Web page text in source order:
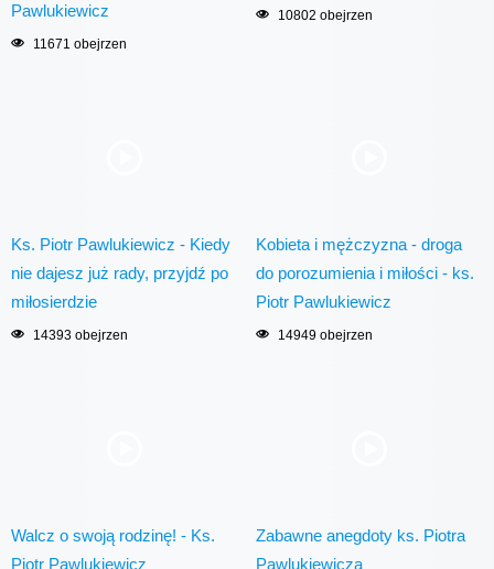
Pawlukiewicz
11671 obejrzen
10802 obejrzen
Ks. Piotr Pawlukiewicz - Kiedy
nie dajesz już rady, przyjdź po
miłosierdzie
14393 obejrzen
Kobieta i mężczyzna - droga
do porozumienia i miłości - ks.
Piotr Pawlukiewicz
14949 obejrzen
Walcz o swoją rodzinę! - Ks.
Piotr Pawlukiewicz
Zabawne anegdoty ks. Piotra
Pawlukiewicza